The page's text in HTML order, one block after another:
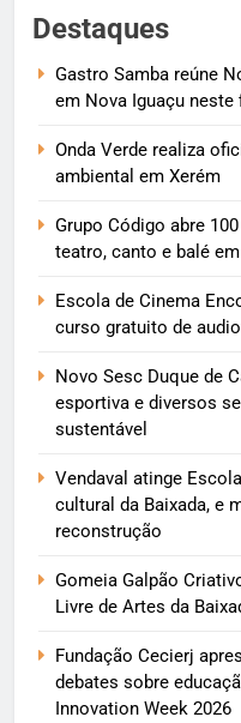
Destaques
Gastro Samba reúne
em Nova Iguaçu neste
Onda Verde realiza
ambiental em Xerém
Grupo Código abre
teatro, canto e balé
Escola de Cinema
curso gratuito de
Novo Sesc Duque de
esportiva e diversos
sustentável
Vendaval atinge
cultural da Baixada, e
reconstrução
Gomeia Galpão
Livre de Artes da
Fundação Cecierj
debates sobre
Innovation Week 2026